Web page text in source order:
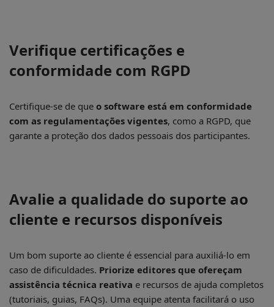
Verifique certificações e
conformidade com RGPD
Certifique-se de que o software está em conformidade
com as regulamentações vigentes, como a RGPD, que
garante a proteção dos dados pessoais dos participantes.
Avalie a qualidade do suporte ao
cliente e recursos disponíveis
Um bom suporte ao cliente é essencial para auxiliá-lo em
caso de dificuldades. Priorize editores que ofereçam
assistência técnica reativa e recursos de ajuda completos
(tutoriais, guias, FAQs). Uma equipe atenta facilitará o uso